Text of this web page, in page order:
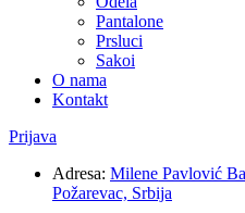
Pantalone
Prsluci
Sakoi
O nama
Kontakt
Prijava
Adresa: Milene Pavlović
Požarevac, Srbija